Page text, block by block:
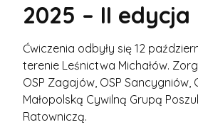
2025 – II edycja
Ćwiczenia odbyły się 12
terenie Leśnictwa Michałów.
OSP Zagajów, OSP Sancygniów,
Małopolską Cywilną Grupą
Ratowniczą.